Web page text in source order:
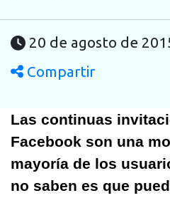
20 de agosto de
Compartir
Las continuas
Facebook son una
mayoría de los
no saben es que